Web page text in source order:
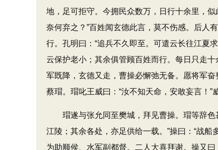
地，足可拒守。今拥民众数万，日行十余里，
奈何弃之？”百姓闻玄德此言，莫不伤感。后人
行。孔明曰：“追兵不久即至。可遣云长往江夏
云保护老小；其余俱管顾百姓而行。每日只走
军既降，玄德又走，曹操必懈弛无备。愿将军
蔡瑁。瑁叱王威曰：“汝不知天命，安敢妄言！”
瑁遂与张允同至樊城，拜见曹操。瑁等辞色
江陵；其余各处，亦足供给一载。”操曰：“战
为助顺侯、水军副都督。二人大喜拜谢。操又